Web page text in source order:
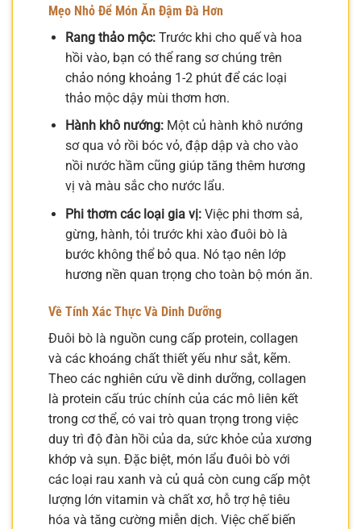
Mẹo Nhỏ Để Món Ăn Đậm Đà Hơn
Rang thảo mộc:Trước khi cho quế và hoa
hồi vào, bạn có thể rang sơ chúng trên
chảo nóng khoảng 1-2 phút để các loại
thảo mộc dậy mùi thơm hơn.
Hành khô nướng:Một củ hành khô nướng
sơ qua vỏ rồi bóc vỏ, đập dập và cho vào
nồi nước hầm cũng giúp tăng thêm hương
vị và màu sắc cho nước lẩu.
Phi thơm các loại gia vị:Việc phi thơm sả,
gừng, hành, tỏi trước khi xào đuôi bò là
bước không thể bỏ qua. Nó tạo nên lớp
hương nền quan trọng cho toàn bộ món ăn.
Về Tính Xác Thực Và Dinh Dưỡng
Đuôi bò là nguồn cung cấp protein, collagen
và các khoáng chất thiết yếu như sắt, kẽm.
Theo các nghiên cứu về dinh dưỡng, collagen
là protein cấu trúc chính của các mô liên kết
trong cơ thể, có vai trò quan trọng trong việc
duy trì độ đàn hồi của da, sức khỏe của xương
khớp và sụn. Đặc biệt, món lẩu đuôi bò với
các loại rau xanh và củ quả còn cung cấp một
lượng lớn vitamin và chất xơ, hỗ trợ hệ tiêu
hóa và tăng cường miễn dịch. Việc chế biến